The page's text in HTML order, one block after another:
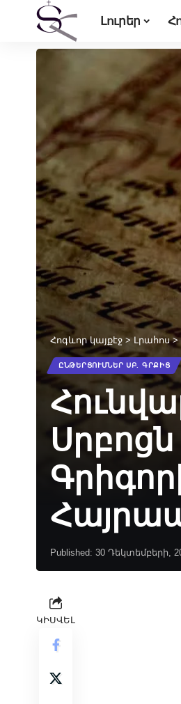
Լուրեր
Հոգևոր կայքէջ > Լրահոս>
ԸՆԹԵՐՑՈՒՄՆԵՐ ՍԲ. ԳՐՔԻՑ
Published: 30 Դեկտեմբերի,
ԿԻՍՎԵԼ